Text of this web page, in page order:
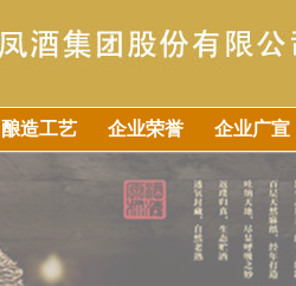
酿造工艺 企业荣誉 企业广宣